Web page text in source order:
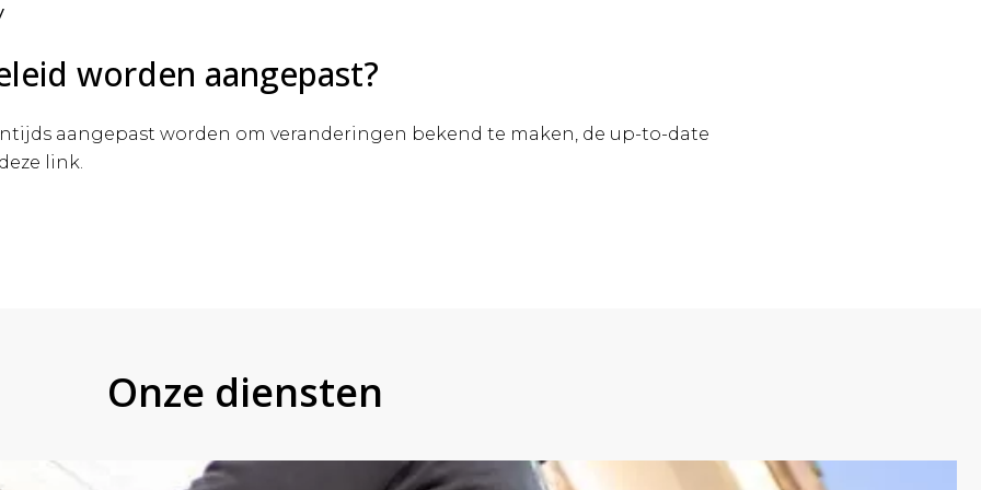
worden aangepast?
aangepast worden om veranderingen bekend te maken, de up-to-date
link.
Onze diensten